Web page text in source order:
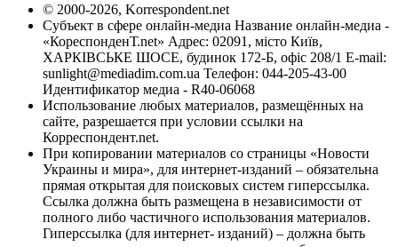
© 2000-2026, Korrespondent.net
Субъект в сфере онлайн-медиа Название онлайн-медиа -
«КореспонденТ.net» Адрес: 02091, місто Київ,
ХАРКІВСЬКЕ ШОСЕ, будинок 172-Б, офіс 208/1 E-mail:
sunlight@mediadim.com.ua Телефон: 044-205-43-00
Идентификатор медиа - R40-06068
Использование любых материалов, размещённых на
сайте, разрешается при условии ссылки на
Корреспондент.net.
При копировании материалов со страницы «Новости
Украины и мира», для интернет-изданий – обязательна
прямая открытая для поисковых систем гиперссылка.
Ссылка должна быть размещена в независимости от
полного либо частичного использования материалов.
Гиперссылка (для интернет- изданий) – должна быть